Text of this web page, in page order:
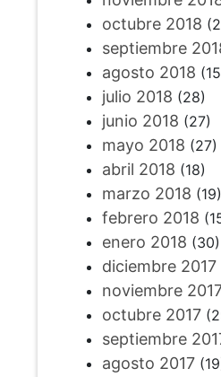
octubre 2018
septiembre
agosto 2018
julio 2018 (28)
junio 2018 (27)
mayo 2018 (27)
abril 2018 (18)
marzo 2018 (19)
febrero 2018
enero 2018 (30)
diciembre 2017
noviembre
octubre 2017
septiembre
agosto 2017